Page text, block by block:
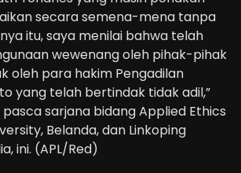
secara semena-mena tanpa
itu, saya menilai bahwa telah
wewenang oleh pihak-pihak
oleh para hakim Pengadilan
yang telah bertindak tidak adil,”
sarjana bidang Applied Ethics
Belanda, dan Linkoping
ini. (APL/Red)